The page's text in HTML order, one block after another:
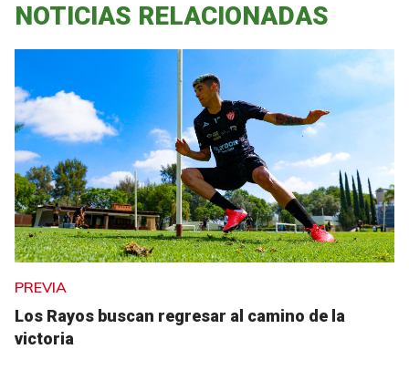
NOTICIAS RELACIONADAS
PREVIA
Los Rayos buscan regresar al camino de la
victoria